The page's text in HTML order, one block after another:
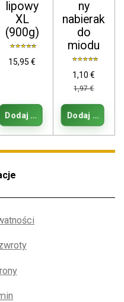
lipowy
XL
(900g)
15,95 €
Dodaj do koszyka
ny
nabierak
do
miodu
1,10 €
1,97 €
Dodaj do